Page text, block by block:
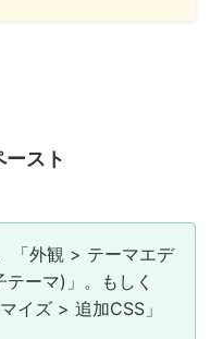
スト
「外観 > テーマエデ
ーマ)」。もしく
イズ > 追加CSS」